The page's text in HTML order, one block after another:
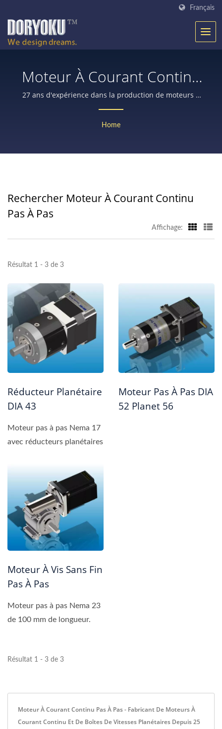
Français
Moteur À Courant Continu
Pas À PasRecherche /
Fabricant De Moteurs CC
Planétaires Depuis 25 Ans
27 ans d'expérience dans la production de moteurs à
courant continu pour équipements médicaux, robots,
agricoles, avec encodeur ou frein, serrure de sécurité,
Home
Rechercher Moteur À Courant Continu
Pas À Pas
Affichage:
Résultat 1 - 3 de 3
Réducteur Planétaire
DIA 43
Moteur pas à pas Nema 17
avec réducteurs planétaires
Moteur Pas À Pas DIA
52 Planet 56
Moteur À Vis Sans Fin
Pas À Pas
Moteur pas à pas Nema 23
de 100 mm de longueur.
Résultat 1 - 3 de 3
Moteur À Courant Continu Pas À Pas - Fabricant De Moteurs À
Courant Continu Et De Boîtes De Vitesses Planétaires Depuis 25